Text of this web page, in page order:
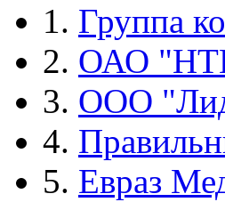
1. Группа
2. ОАО
3. ООО
4.
5. Евраз